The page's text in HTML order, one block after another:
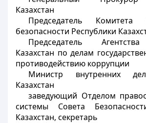
Казахстан
Председатель Комитета
безопасности Республики
Председатель
Казахстан по делам
противодействию коррупции
Министр внутренних
Казахстан
заведующий Отделом
системы Совета
Казахстан, секретарь